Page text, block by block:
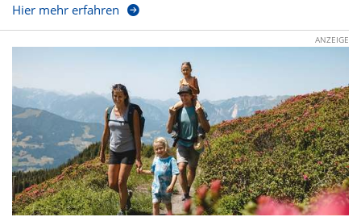
Hier mehr erfahren
ANZEIGE